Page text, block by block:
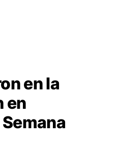
en la
en